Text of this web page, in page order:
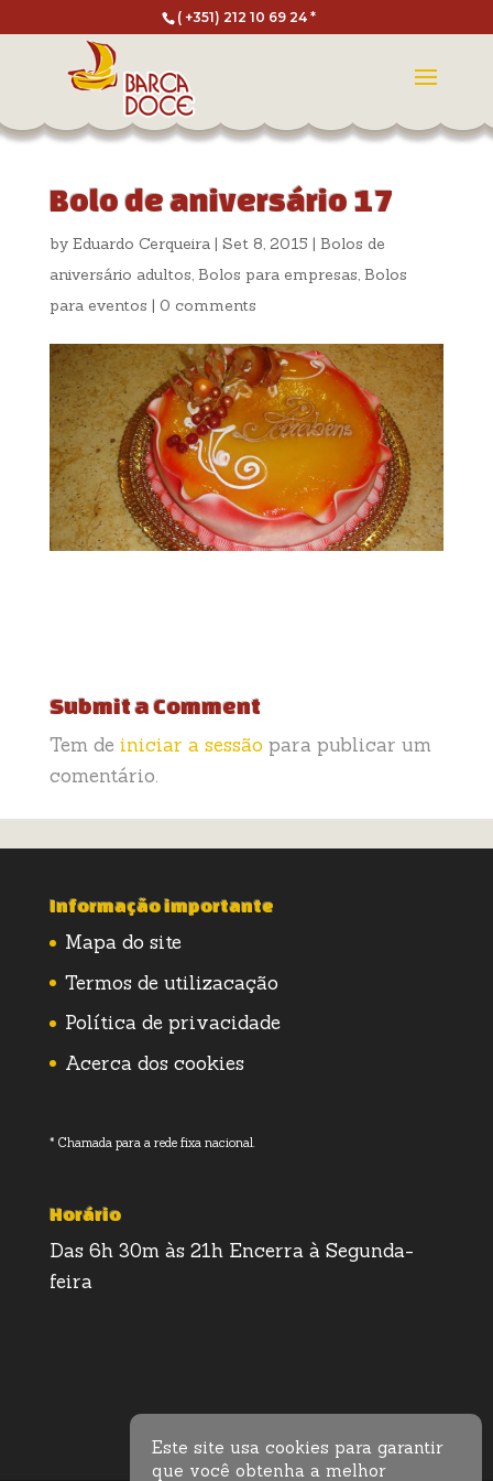
( +351) 212 10 69 24 *
Bolo de aniversário 17
by Eduardo Cerqueira| Set 8, 2015 | Bolos de
aniversário adultos, Bolos para empresas, Bolos
para eventos | 0 comments
Submit a Comment
Tem de iniciar a sessão para publicar um
comentário.
Informação importante
Mapa do site
Termos de utilizacação
Política de privacidade
Acerca dos cookies
* Chamada para a rede fixa nacional.
Horário
Das 6h 30m às 21h Encerra à Segunda-
feira
Este site usa cookies para garantir
que você obtenha a melhor